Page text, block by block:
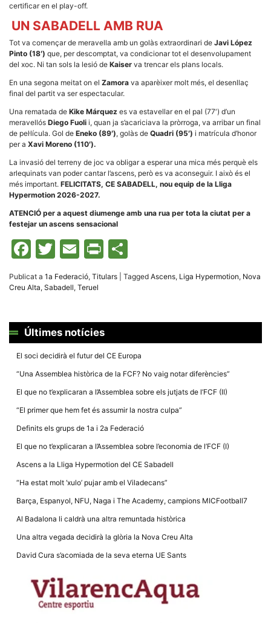
certificar en el play-off.
UN SABADELL AMB RUA
Tot va començar de meravella amb un golàs extraordinari de Javi López
Pinto (18′) que, per descomptat, va condicionar tot el desenvolupament
del xoc. Ni tan sols la lesió de Kaiser va trencar els plans locals.
En una segona meitat on el Zamora va aparèixer molt més, el desenllaç
final del partit va ser espectacular.
Una rematada de Kike Márquez es va estavellar en el pal (77′) d’un
meravellós Diego Fuoli i, quan ja s’acariciava la pròrroga, va arribar un final
de pel·lícula. Gol de Eneko (89′), golàs de Quadri (95′) i matrícula d’honor
per a Xavi Moreno (110′).
La invasió del terreny de joc va obligar a esperar una mica més perquè els
arlequinats van poder cantar l’ascens, però es va aconseguir. I això és el
més important. FELICITATS, CE SABADELL, nou equip de la Lliga
Hypermotion 2026-2027.
ATENCIÓ per a aquest diumenge amb una rua per tota la ciutat per a
festejar un ascens sensacional
Facebook
Twitter
Email
Print
Publicat a 1a Federació, Titulars Tagged Ascens, Liga Hypermotion, Nova
Creu Alta, Sabadell, Teruel
Últimes notícies
El soci decidirà el futur del CE Europa
“Una Assemblea històrica de la FCF? No vaig notar diferències”
El que no t’explicaran a l’Assemblea sobre els jutjats de l’FCF (II)
“El primer que hem fet és assumir la nostra culpa”
Definits els grups de 1a i 2a Federació
El que no t’explicaran a l’Assemblea sobre l’economia de l’FCF (I)
Ascens a la Lliga Hypermotion del CE Sabadell
“Ha estat molt ‘xulo’ pujar amb el Viladecans”
Barça, Espanyol, NFU, Naga i The Academy, campions MICFootball7
Al Badalona li caldrà una altra remuntada històrica
Una altra vegada decidirà la glòria la Nova Creu Alta
David Cura s’acomiada de la seva eterna UE Sants
Recopilem
dades
estadístiques
anònima d'ús
del lloc web
la funcionalitat
Alguns
components
tècnics del
nostre lloc web
dispositiu que
cookies
els teus
interessos i
comportament
mentre
navegues pel
nostre lloc
la possibilitat
només
ofertes i
personalitzat.